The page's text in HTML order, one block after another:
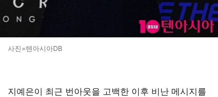
사진=텐아시아DB
지예은이 최근 번아웃을 고백한 이후 비난 메시지를